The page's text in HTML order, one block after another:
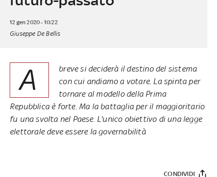
12 gen 2020 - 10:22
Giuseppe De Bellis
A
breve si deciderà il destino del sistema
con cui andiamo a votare. La spinta per
tornare al modello della Prima
Repubblica è forte. Ma la battaglia per il maggioritario
fu una svolta nel Paese. L'unico obiettivo di una legge
elettorale deve essere la governabilità
CONDIVIDI